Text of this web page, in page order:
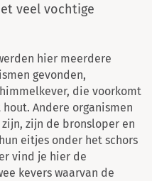
veel vochtige
hier meerdere
gevonden,
die voorkomt
Andere organismen
zijn de bronsloper en
eitjes onder het schors
vind je hier de
kevers waarvan de